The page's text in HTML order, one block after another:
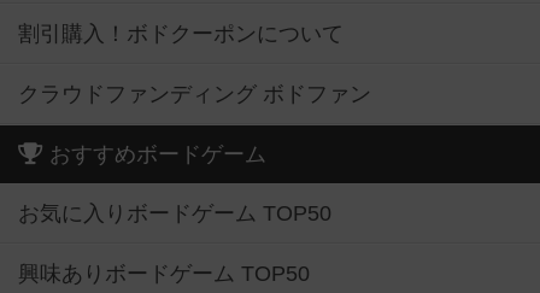
割引購入！ボドクーポンについて
クラウドファンディング ボドファン
おすすめボードゲーム
お気に入りボードゲーム TOP50
興味ありボードゲーム TOP50